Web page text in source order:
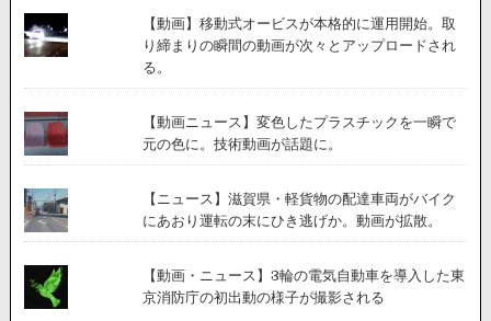
【動画】移動式オービスが本格的に運用開始。取
り締まりの瞬間の動画が次々とアップロードされ
る。
【動画ニュース】変色したプラスチックを一瞬で
元の色に。技術動画が話題に。
【ニュース】滋賀県・軽貨物の配達車両がバイク
にあおり運転の末にひき逃げか。動画が拡散。
【動画・ニュース】3輪の電気自動車を導入した東
京消防庁の初出動の様子が撮影される